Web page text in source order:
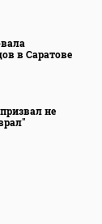
в Саратове
не